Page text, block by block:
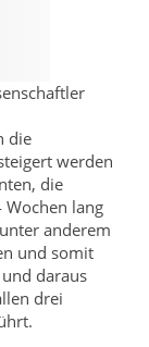
die
werden
die
lang
anderem
und somit
daraus
drei